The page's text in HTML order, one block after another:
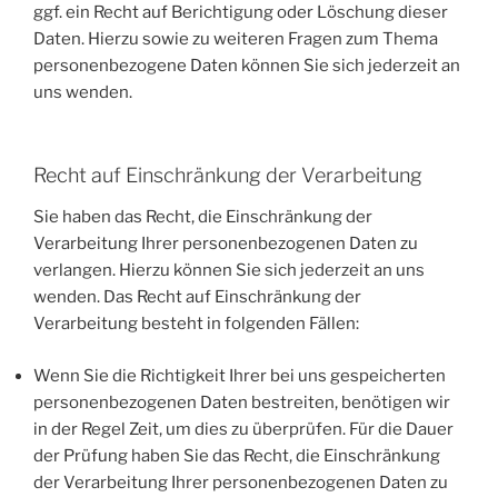
ggf. ein Recht auf Berichtigung oder Löschung dieser
Daten. Hierzu sowie zu weiteren Fragen zum Thema
personenbezogene Daten können Sie sich jederzeit an
uns wenden.
Recht auf Einschränkung der Verarbeitung
Sie haben das Recht, die Einschränkung der
Verarbeitung Ihrer personenbezogenen Daten zu
verlangen. Hierzu können Sie sich jederzeit an uns
wenden. Das Recht auf Einschränkung der
Verarbeitung besteht in folgenden Fällen:
Wenn Sie die Richtigkeit Ihrer bei uns gespeicherten
personenbezogenen Daten bestreiten, benötigen wir
in der Regel Zeit, um dies zu überprüfen. Für die Dauer
der Prüfung haben Sie das Recht, die Einschränkung
der Verarbeitung Ihrer personenbezogenen Daten zu